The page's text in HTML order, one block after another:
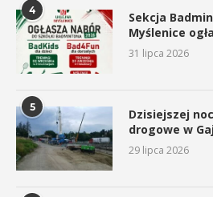
4
Sekcja
Myślenice
31 lipca 2026
5
Dzisiejszej
drogowe w
29 lipca 2026